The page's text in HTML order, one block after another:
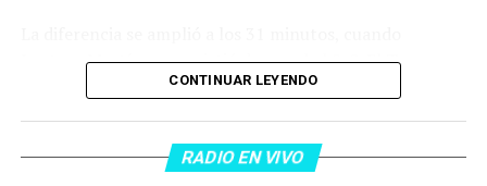
Lautaro Martínez convirtió de penal el 2-0. El Toro
anotó su primer gol en Copas del Mundo, tras no
dentro del área sobre Marcos Senesi, que intentó ir a
una segunda pelota luego de un tiro en el travesaño del
CONTINUAR LEYENDO
RADIO EN VIVO